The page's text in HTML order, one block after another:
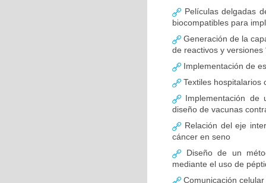
Películas delgadas
biocompatibles para
Generación de la
de reactivos y versiones
Implementación de
Textiles hospitalarios
Implementación de
diseño de vacunas
Relación del eje
cáncer en seno
Diseño de un
mediante el uso de
Comunicación